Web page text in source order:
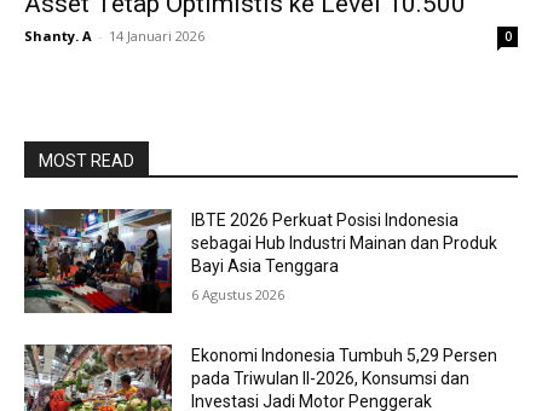
Shanty. A - 14 Januari 2026 0
MOST READ
IBTE 2026 Perkuat Posisi Indonesia
sebagai Hub Industri Mainan dan Produk
Bayi Asia Tenggara
6 Agustus 2026
Ekonomi Indonesia Tumbuh 5,29 Persen
pada Triwulan II-2026, Konsumsi dan
Investasi Jadi Motor Penggerak